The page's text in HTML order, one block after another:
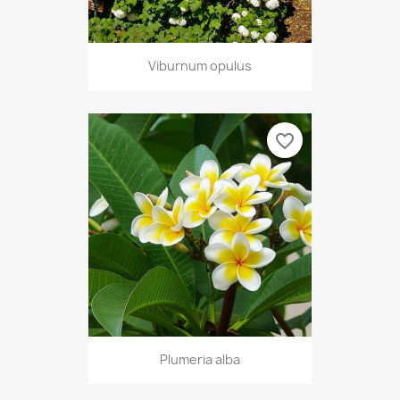
Viburnum opulus
Plumeria alba
favorite_border